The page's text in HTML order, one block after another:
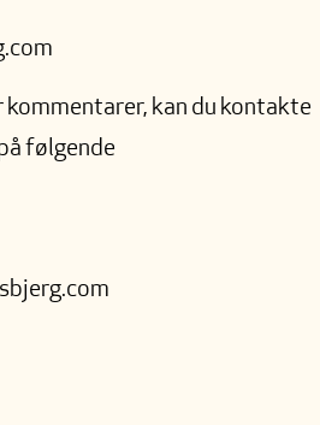
kommentarer, kan du kontakte
følgende